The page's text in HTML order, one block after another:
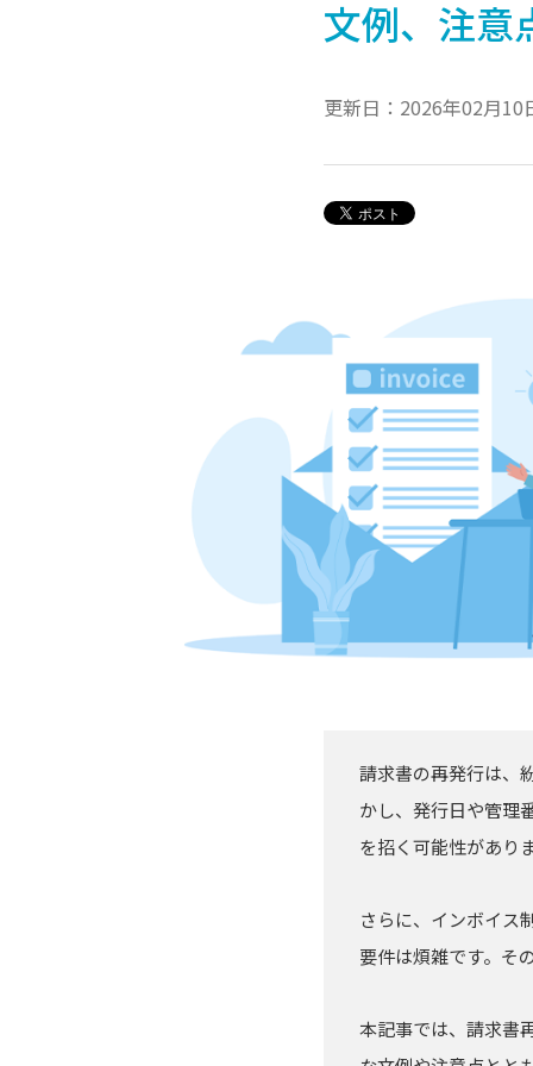
文例、注意
更新日：2026年02月10
請求書の再発行は、
かし、発行日や管理
を招く可能性があり
さらに、インボイス
要件は煩雑です。そ
本記事では、請求書